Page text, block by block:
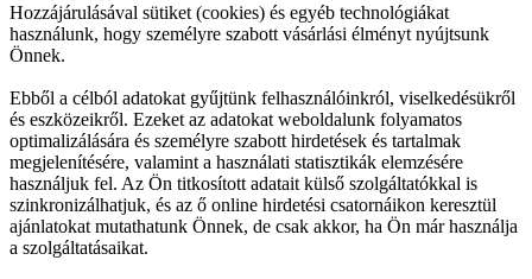
Hozzájárulásával sütiket (cookies) és egyéb technológiákat
használunk, hogy személyre szabott vásárlási élményt nyújtsunk
Önnek.
Ebből a célból adatokat gyűjtünk felhasználóinkról, viselkedésükről
és eszközeikről. Ezeket az adatokat weboldalunk folyamatos
optimalizálására és személyre szabott hirdetések és tartalmak
megjelenítésére, valamint a használati statisztikák elemzésére
használjuk fel. Az Ön titkosított adatait külső szolgáltatókkal is
szinkronizálhatjuk, és az ő online hirdetési csatornáikon keresztül
ajánlatokat mutathatunk Önnek, de csak akkor, ha Ön már használja
a szolgáltatásaikat.